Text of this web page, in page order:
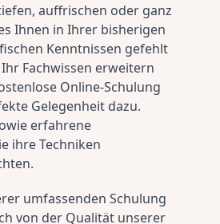
auffrischen oder ganz
Ihnen in Ihrer bisherigen
Kenntnissen gefehlt
Fachwissen erweitern
Online-Schulung
Gelegenheit dazu.
erfahrene
ihre Techniken
umfassenden Schulung
von der Qualität unserer